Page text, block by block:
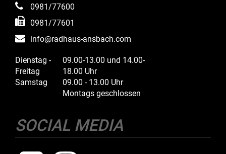
0981/77600
0981/77601
info@radhaus-ansbach.com
Dienstag -
Freitag
09.00-13.00 und 14.00-
18.00 Uhr
Samstag
09.00 - 13.00 Uhr
Montags geschlossen
SOCIAL MEDIA